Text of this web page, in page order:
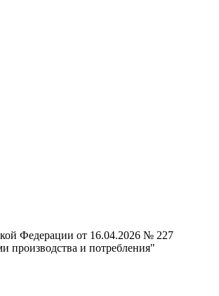
Федерации от 16.04.2026 № 227
производства и потребления"